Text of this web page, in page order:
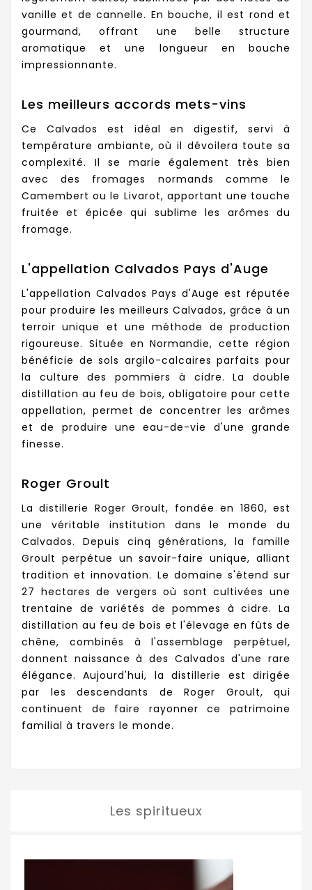
vanille et de cannelle. En bouche, il est rond et
gourmand, offrant une belle structure
aromatique et une longueur en bouche
impressionnante.
Les meilleurs accords mets-vins
Ce Calvados est idéal en digestif, servi à
température ambiante, où il dévoilera toute sa
complexité. Il se marie également très bien
avec des fromages normands comme le
Camembert ou le Livarot, apportant une touche
fruitée et épicée qui sublime les arômes du
fromage.
L'appellation Calvados Pays d'Auge
L'appellation Calvados Pays d'Auge est réputée
pour produire les meilleurs Calvados, grâce à un
terroir unique et une méthode de production
rigoureuse. Située en Normandie, cette région
bénéficie de sols argilo-calcaires parfaits pour
la culture des pommiers à cidre. La double
distillation au feu de bois, obligatoire pour cette
appellation, permet de concentrer les arômes
et de produire une eau-de-vie d'une grande
finesse.
Roger Groult
La distillerie Roger Groult, fondée en 1860, est
une véritable institution dans le monde du
Calvados. Depuis cinq générations, la famille
Groult perpétue un savoir-faire unique, alliant
tradition et innovation. Le domaine s'étend sur
27 hectares de vergers où sont cultivées une
trentaine de variétés de pommes à cidre. La
distillation au feu de bois et l'élevage en fûts de
chêne, combinés à l'assemblage perpétuel,
donnent naissance à des Calvados d'une rare
élégance. Aujourd'hui, la distillerie est dirigée
par les descendants de Roger Groult, qui
continuent de faire rayonner ce patrimoine
familial à travers le monde.
Les spiritueux